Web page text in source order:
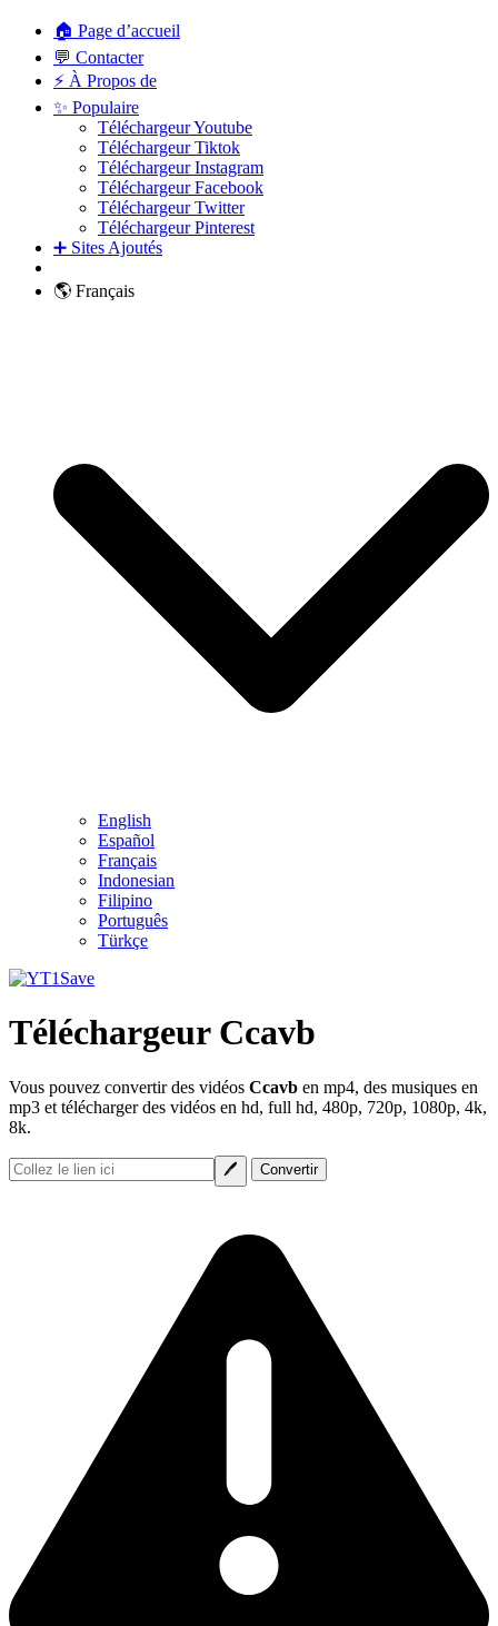
🏠 Page d’accueil
💬 Contacter
⚡ À Propos de
✨ Populaire
Téléchargeur Youtube
Téléchargeur Tiktok
Téléchargeur Instagram
Téléchargeur Facebook
Téléchargeur Twitter
Téléchargeur Pinterest
➕ Sites Ajoutés
🌎 Français
English
Español
Français
Indonesian
Filipino
Português
Türkçe
Téléchargeur Ccavb
Vous pouvez convertir des vidéos Ccavb en mp4, des musiques en
mp3 et télécharger des vidéos en hd, full hd, 480p, 720p, 1080p, 4k,
8k.